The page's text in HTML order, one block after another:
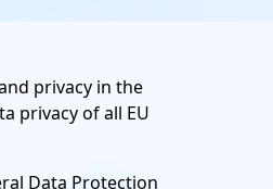
privacy in the
privacy of all EU
Data Protection